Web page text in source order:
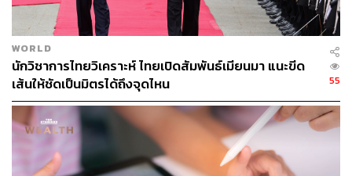
86
ABOUT THE AUTHOR
ถนัดกิจ จันกิเสน
Content Creator ประจำกองบรรณาธิการ
THE STANDARD WEALTH ผู้เสพติดโลก
ธุรกิจ การตลาด เทคโนโลยี และชอบสำรวจ
โลกออฟไลน์และออนไลน์มาถอดรหัสความ
เคลื่อนไหวให้เป็นเรื่องเข้าใจง่าย สนุก และได้
ไอเดียใหม่ๆ
WORLD
นักวิชาการไทยวิเคราะห์ ไทยเปิดสัมพันธ์เมียนมา แนะขีด
เส้นให้ชัดเป็นมิตรได้ถึงจุดไหน
55